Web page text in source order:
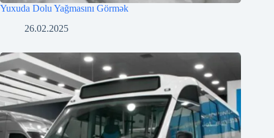
Yuxuda Dolu Yağmasını Görmək
26.02.2025